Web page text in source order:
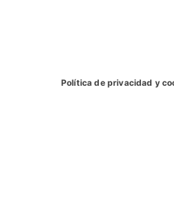
Política de privacidad y